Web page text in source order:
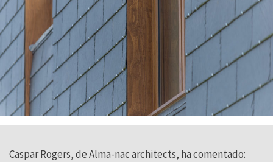
Caspar Rogers, de Alma-nac architects, ha comentado: